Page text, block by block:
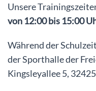
Unsere
von 12:00 bis 15:00
Während der
der Sporthalle der
Kingsleyallee 5,